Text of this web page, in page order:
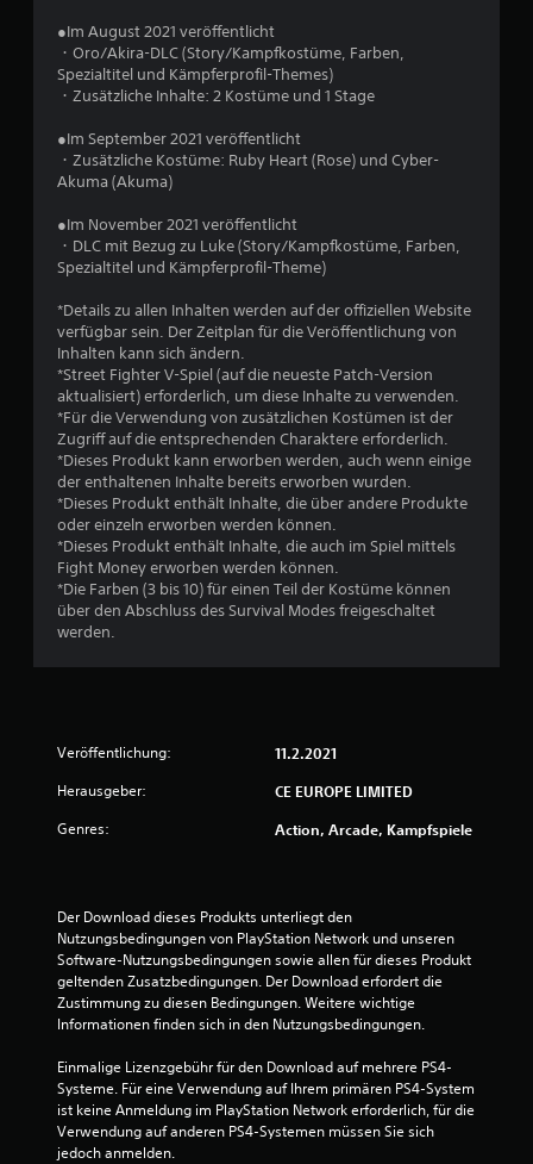
●Im August 2021 veröffentlicht
・Oro/Akira-DLC (Story/Kampfkostüme, Farben,
Spezialtitel und Kämpferprofil-Themes)
・Zusätzliche Inhalte: 2 Kostüme und 1 Stage
●Im September 2021 veröffentlicht
・Zusätzliche Kostüme: Ruby Heart (Rose) und Cyber-
Akuma (Akuma)
●Im November 2021 veröffentlicht
・DLC mit Bezug zu Luke (Story/Kampfkostüme, Farben,
Spezialtitel und Kämpferprofil-Theme)
*Details zu allen Inhalten werden auf der offiziellen Website
verfügbar sein. Der Zeitplan für die Veröffentlichung von
Inhalten kann sich ändern.
*Street Fighter V-Spiel (auf die neueste Patch-Version
aktualisiert) erforderlich, um diese Inhalte zu verwenden.
*Für die Verwendung von zusätzlichen Kostümen ist der
Zugriff auf die entsprechenden Charaktere erforderlich.
*Dieses Produkt kann erworben werden, auch wenn einige
der enthaltenen Inhalte bereits erworben wurden.
*Dieses Produkt enthält Inhalte, die über andere Produkte
oder einzeln erworben werden können.
*Dieses Produkt enthält Inhalte, die auch im Spiel mittels
Fight Money erworben werden können.
*Die Farben (3 bis 10) für einen Teil der Kostüme können
über den Abschluss des Survival Modes freigeschaltet
werden.
Veröffentlichung: 11.2.2021
Herausgeber: CE EUROPE LIMITED
Genres: Action, Arcade, Kampfspiele
Der Download dieses Produkts unterliegt den
Nutzungsbedingungen von PlayStation Network und unseren
Software-Nutzungsbedingungen sowie allen für dieses Produkt
geltenden Zusatzbedingungen. Der Download erfordert die
Zustimmung zu diesen Bedingungen. Weitere wichtige
Informationen finden sich in den Nutzungsbedingungen.
Einmalige Lizenzgebühr für den Download auf mehrere PS4-
Systeme. Für eine Verwendung auf Ihrem primären PS4-System
ist keine Anmeldung im PlayStation Network erforderlich, für die
Verwendung auf anderen PS4-Systemen müssen Sie sich
jedoch anmelden.